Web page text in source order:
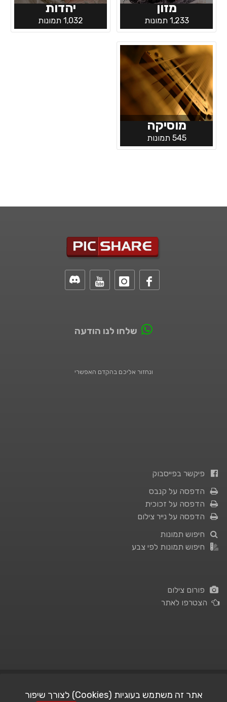
מזון
1,233 תמונות
יהדות
1,032 תמונות
מוסיקה
545 תמונות
שלחו לנו הודעה
ונחזור אליכם בהקדם האפשרי
פיקשר בפייסבוק
הדפסה על קנבס
הדפסה על זכוכית
הדפסה על נייר צילום
חיפוש תמונות
חיפוש תמונות לפי צבע
פורום צילום
הצטרפו לאתר
אתר זה משתמש בעוגיות (Cookies) לצורך שיפור